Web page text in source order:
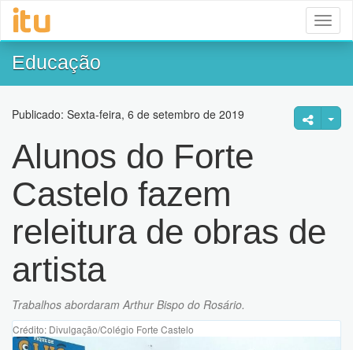
Educação
Publicado: Sexta-feira, 6 de setembro de 2019
Alunos do Forte
Castelo fazem
releitura de obras de
artista
Trabalhos abordaram Arthur Bispo do Rosário.
Crédito: Divulgação/Colégio Forte Castelo